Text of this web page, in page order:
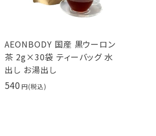
AEONBODY 国産 黒ウーロン
茶 2g×30袋 ティーバッグ 水
出し お湯出し
540